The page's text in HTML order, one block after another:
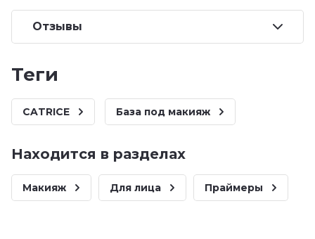
Отзывы
теги
CATRICE База под макияж
Находится в разделах
Макияж Для лица Праймеры